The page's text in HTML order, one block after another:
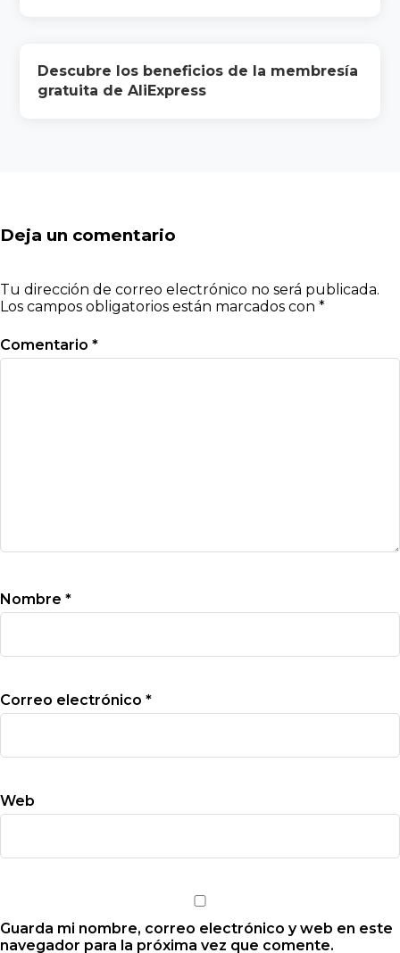
Descubre los beneficios de la membresía
gratuita de AliExpress
Deja un comentario
Tu dirección de correo electrónico no será publicada.
Los campos obligatorios están marcados con *
Comentario *
Nombre *
Correo electrónico *
Web
Guarda mi nombre, correo electrónico y web en este
navegador para la próxima vez que comente.